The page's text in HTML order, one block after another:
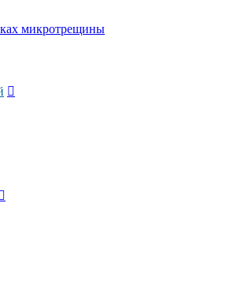
микротрещины